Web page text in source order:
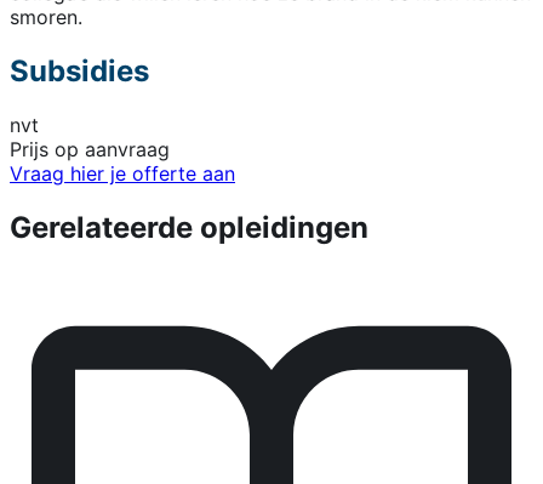
smoren.
Subsidies
nvt
Prijs op aanvraag
Vraag hier je offerte aan
Gerelateerde opleidingen